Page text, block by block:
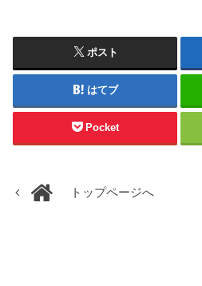
ポスト
はてブ
Pocket
トップページへ